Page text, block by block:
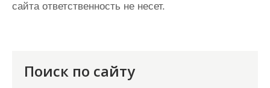
сайта ответственность не несет.
Поиск по сайту